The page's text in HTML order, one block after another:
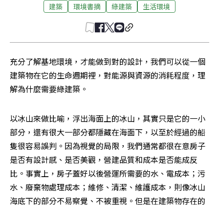
建築 環境書摘 綠建築 生活環境
充分了解基地環境，才能做到對的設計，我們可以從一個
建築物在它的生命週期裡，對能源與資源的消耗程度，理
解為什麼需要綠建築。
以冰山來做比喻，浮出海面上的冰山，其實只是它的一小
部分，還有很大一部分都隱藏在海面下，以至於經過的船
隻很容易誤判。因為視覺的局限，我們通常都很在意房子
是否有設計感、是否美觀，營建品質和成本是否能成反
比。事實上，房子蓋好以後營運所需要的水、電成本；污
水、廢棄物處理成本；維修、清潔、維護成本，則像冰山
海底下的部分不易察覺、不被重視。但是在建築物存在的